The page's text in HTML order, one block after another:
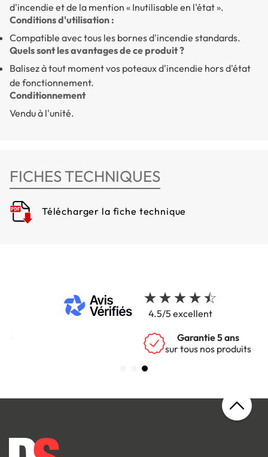
d'incendie et de la mention « Inutilisable en l'état ».
Conditions d'utilisation :
Compatible avec tous les bornes d'incendie standards.
Quels sont les avantages de ce produit ?
Balisez à tout moment vos poteaux d'incendie hors d'état
de fonctionnement.
Conditionnement
Vendu à l'unité.
FICHES TECHNIQUES
Télécharger la fiche technique
4.5/5 excellent
Garantie 5 ans
sur tous nos produits